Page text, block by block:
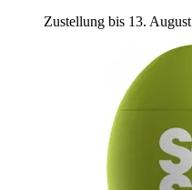
Zustellung bis 13. August